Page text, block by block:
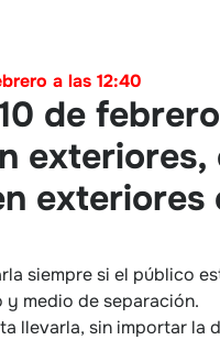
a las 12:40
de
siempre si el público
y medio de separación.
llevarla, sin importar